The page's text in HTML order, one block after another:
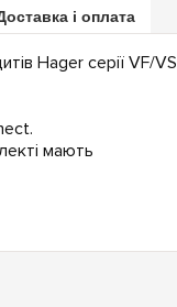
і оплата
Hager серії VF/VS
мають